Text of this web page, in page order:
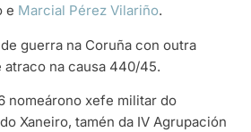
e Marcial Pérez Vilariño.
guerra na Coruña con outra
na causa 440/45.
nomeárono xefe militar do
Xaneiro, tamén da IV Agrupación